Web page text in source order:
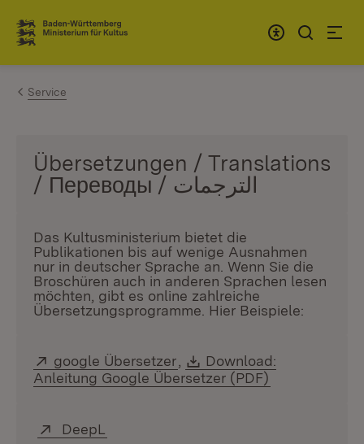
Zum Inhalt springen
Link zur Startseite
Service
Übersetzungen / Translations
/ Переводы / الترجمات
Das Kultusministerium bietet die
Publikationen bis auf wenige Ausnahmen
nur in deutscher Sprache an. Wenn Sie die
Broschüren auch in anderen Sprachen lesen
möchten, gibt es online zahlreiche
Übersetzungsprogramme. Hier Beispiele:
Extern:
google Übersetzer (Öffnet in neuem Fenster)
Download:
Download:
Anleitung Google Übersetzer (PDF)
Extern:
DeepL